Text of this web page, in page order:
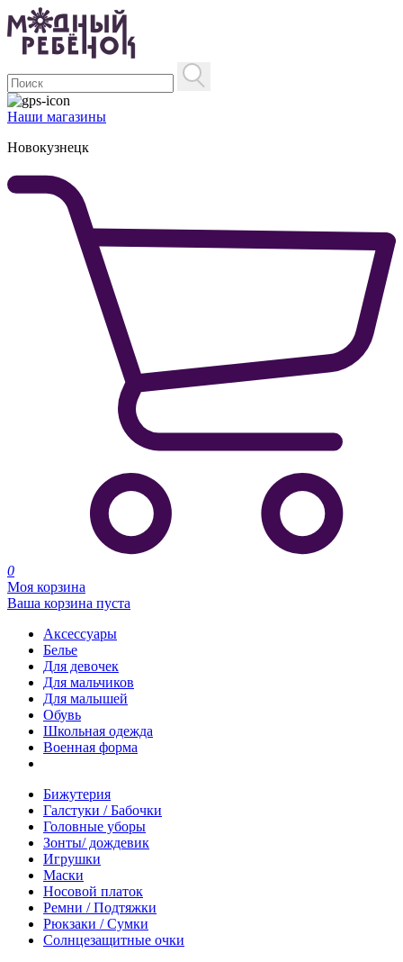
Наши магазины
Новокузнецк
0
Моя корзина
Ваша корзина пуста
Аксессуары
Белье
Для девочек
Для мальчиков
Для малышей
Обувь
Школьная одежда
Военная форма
Бижутерия
Галстуки / Бабочки
Головные уборы
Зонты/ дождевик
Игрушки
Маски
Носовой платок
Ремни / Подтяжки
Рюкзаки / Сумки
Солнцезащитные очки